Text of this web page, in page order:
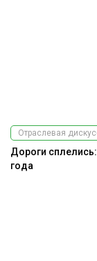
Отраслевая
Дороги
года